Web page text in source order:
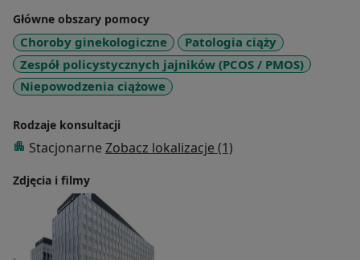
Główne obszary pomocy
Choroby ginekologiczne
Patologia ciąży
Zespół policystycznych jajników (PCOS / PMOS)
Niepowodzenia ciążowe
Rodzaje konsultacji
Stacjonarne Zobacz lokalizacje (1)
Zdjęcia i filmy